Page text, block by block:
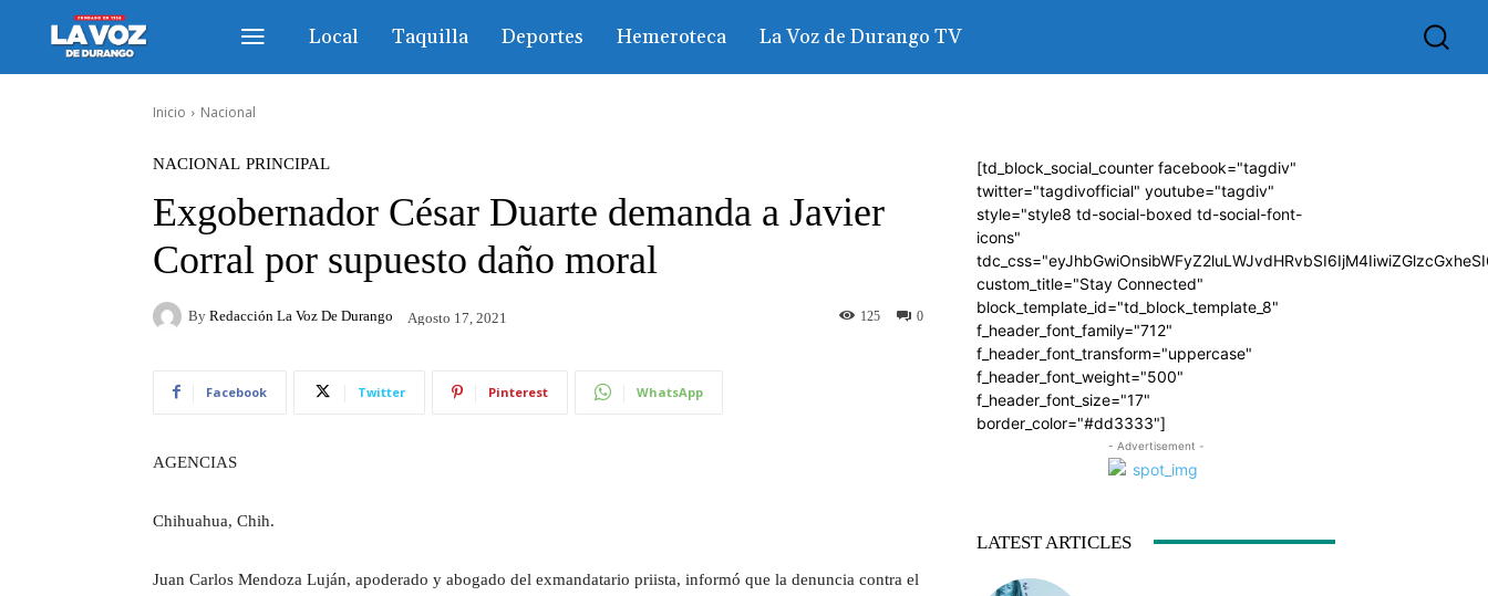
Local Taquilla Deportes Hemeroteca La Voz de Durango TV
Inicio Nacional
NACIONAL PRINCIPAL
Exgobernador César Duarte demanda a Javier
Corral por supuesto daño moral
By Redacción La Voz De Durango Agosto 17, 2021 0
125
Facebook Twitter Pinterest WhatsApp
AGENCIAS
Chihuahua, Chih.
Juan Carlos Mendoza Luján, apoderado y abogado del exmandatario priista, informó que la denuncia contra el
[td_block_social_counter facebook="tagdiv"
twitter="tagdivofficial" youtube="tagdiv"
style="style8 td-social-boxed td-social-font-
icons"
custom_title="Stay Connected"
block_template_id="td_block_template_8"
f_header_font_family="712"
f_header_font_transform="uppercase"
f_header_font_weight="500"
f_header_font_size="17"
border_color="#dd3333"]
- Advertisement -
LATEST ARTICLES